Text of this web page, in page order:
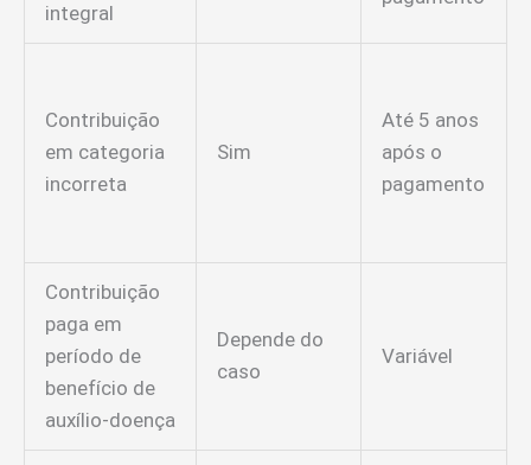
integral
Contribuição
em categoria
incorreta
Sim
Até 5 anos
após o
pagamento
Contribuição
paga em
período de
benefício de
auxílio-doença
Depende do
caso
Variável